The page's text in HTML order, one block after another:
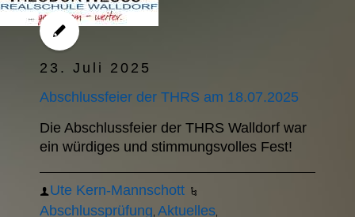
23. Juli 2025
Abschlussfeier der THRS am 18.07.2025
Die Abschlussfeier der THRS Walldorf war
ein würdiges und stimmungsvolles Fest!
Ute Kern-Mannschott
Abschlussprüfung Aktuelles